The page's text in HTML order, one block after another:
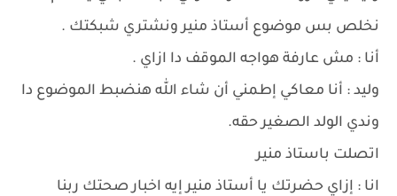
نخلص بس موضوع أستاذ منير ونشتري شبكتك .
أنا : مش عارفة هواجه الموقف دا ازاي .
وليد : أنا معاكي إطمني أن شاء الله هنضبط الموضوع دا
وندي الولد الصغير حقه.
اتصلت باستاذ منير
انا : إزاي حضرتك يا أستاذ منير إيه اخبار صحتك ربنا